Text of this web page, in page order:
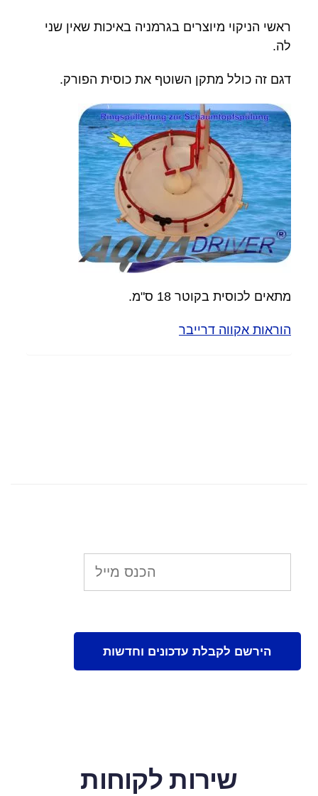
ראשי הניקוי מיוצרים בגרמניה באיכות שאין שני
לה.
דגם זה כולל מתקן השוטף את כוסית הפורק.
מתאים לכוסית בקוטר 18 ס"מ.
הוראות אקווה דרייבר
שירות לקוחות